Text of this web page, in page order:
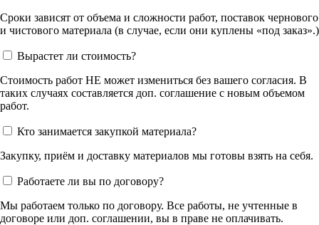
Сроки зависят от объема и сложности работ, поставок чернового
и чистового материала (в случае, если они куплены «под заказ».)
Вырастет ли стоимость?
Стоимость работ НЕ может измениться без вашего согласия. В
таких случаях составляется доп. соглашение с новым объемом
работ.
Кто занимается закупкой материала?
Закупку, приём и доставку материалов мы готовы взять на себя.
Работаете ли вы по договору?
Мы работаем только по договору. Все работы, не учтенные в
договоре или доп. соглашении, вы в праве не оплачивать.